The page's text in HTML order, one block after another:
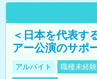
＜日本を代表す
アー公演のサポ
アルバイト 職種未経